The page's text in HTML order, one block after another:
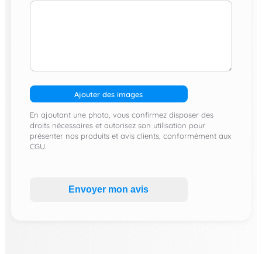
Ajouter des images
En ajoutant une photo, vous confirmez disposer des
droits nécessaires et autorisez son utilisation pour
présenter nos produits et avis clients, conformément aux
CGU.
Envoyer mon avis